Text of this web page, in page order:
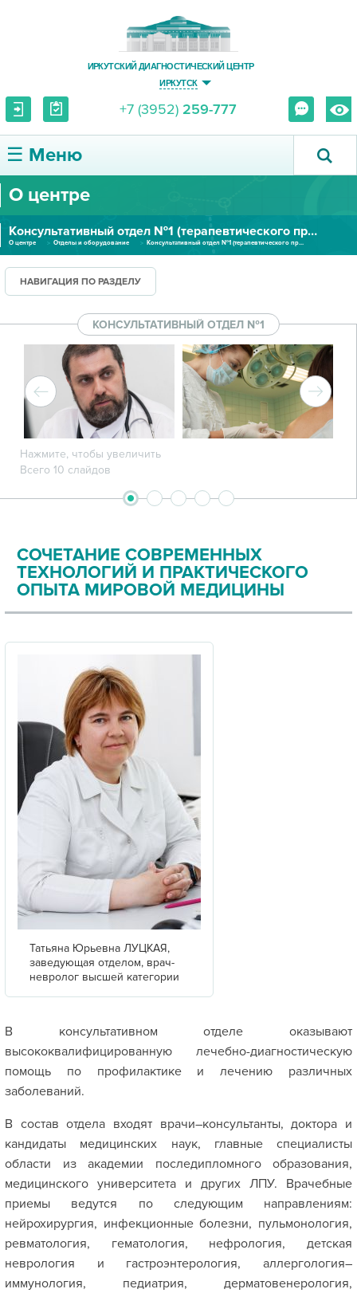
ИРКУТСКИЙ ДИАГНОСТИЧЕСКИЙ ЦЕНТР
ИРКУТСК
+7 (3952) 259-777
☰ Меню
О ЦЕНТРЕ
УСЛУГИ И ЦЕНЫ
ПАЦИЕНТУ
ПРАВОВАЯ ИНФОРМАЦИЯ
О центре
Консультативный отдел №1 (терапевтического профиля)
О центре Отделы и оборудование Консультативный отдел №1 (терапевтического профиля)
НАВИГАЦИЯ ПО РАЗДЕЛУ
КОНСУЛЬТАТИВНЫЙ ОТДЕЛ №1
Нажмите, чтобы увеличить
Всего 10 слайдов
СОЧЕТАНИЕ СОВРЕМЕННЫХ
ТЕХНОЛОГИЙ И ПРАКТИЧЕСКОГО
ОПЫТА МИРОВОЙ МЕДИЦИНЫ
Татьяна Юрьевна ЛУЦКАЯ,
заведующая отделом, врач-
невролог высшей категории
В консультативном отделе оказывают
высококвалифицированную лечебно-диагностическую
помощь по профилактике и лечению различных
заболеваний.
В состав отдела входят врачи–консультанты, доктора и
кандидаты медицинских наук, главные специалисты
области из академии последипломного образования,
медицинского университета и других ЛПУ. Врачебные
приемы ведутся по следующим направлениям:
нейрохирургия, инфекционные болезни, пульмонология,
ревматология, гематология, нефрология, детская
неврология и гастроэнтерология, аллергология–
иммунология, педиатрия, дерматовенерология,